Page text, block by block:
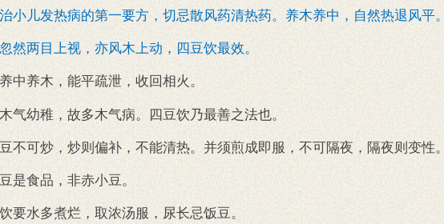
小儿发热病的第一要方，切忌散风药清热药。养木养中，自然热退风平。
然两目上视，亦风木上动，四豆饮最效。
中养木，能平疏泄，收回相火。
气幼稚，故多木气病。四豆饮乃最善之法也。
不可炒，炒则偏补，不能清热。并须煎成即服，不可隔夜，隔夜则变性。
是食品，非赤小豆。
要水多煮烂，取浓汤服，尿长忌饭豆。